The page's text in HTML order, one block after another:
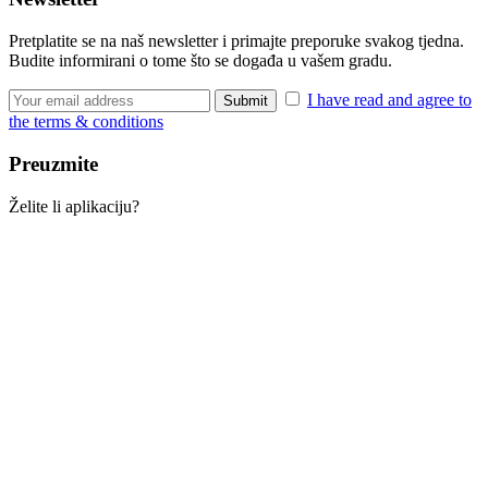
Pretplatite se na naš newsletter i primajte preporuke svakog tjedna.
Budite informirani o tome što se događa u vašem gradu.
I have read and agree to
the terms & conditions
Preuzmite
Želite li aplikaciju?